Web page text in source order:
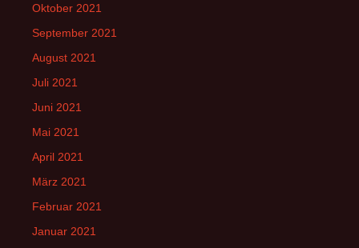
Oktober 2021
September 2021
August 2021
Juli 2021
Juni 2021
Mai 2021
April 2021
März 2021
Februar 2021
Januar 2021